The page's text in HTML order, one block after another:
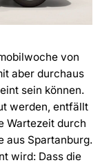
von
aber durchaus
sein können.
werden, entfällt
Wartezeit durch
aus Spartanburg.
wird: Dass die